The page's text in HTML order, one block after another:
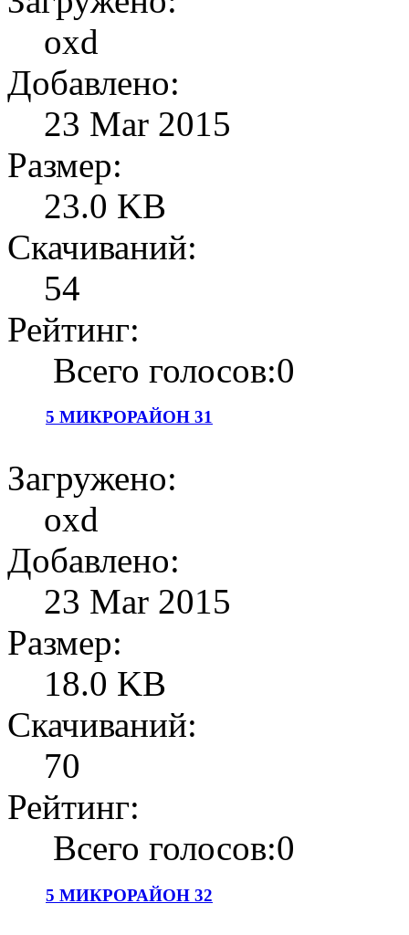
oxd
Добавлено:
23 Mar 2015
Размер:
23.0 KB
Скачиваний:
54
Рейтинг:
Всего голосов:0
5 МИКРОРАЙОН 31
Загружено:
oxd
Добавлено:
23 Mar 2015
Размер:
18.0 KB
Скачиваний:
70
Рейтинг:
Всего голосов:0
5 МИКРОРАЙОН 32